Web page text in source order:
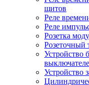
щитов
Реле
Реле
Розетка
Розеточный
Устройство
Устройство